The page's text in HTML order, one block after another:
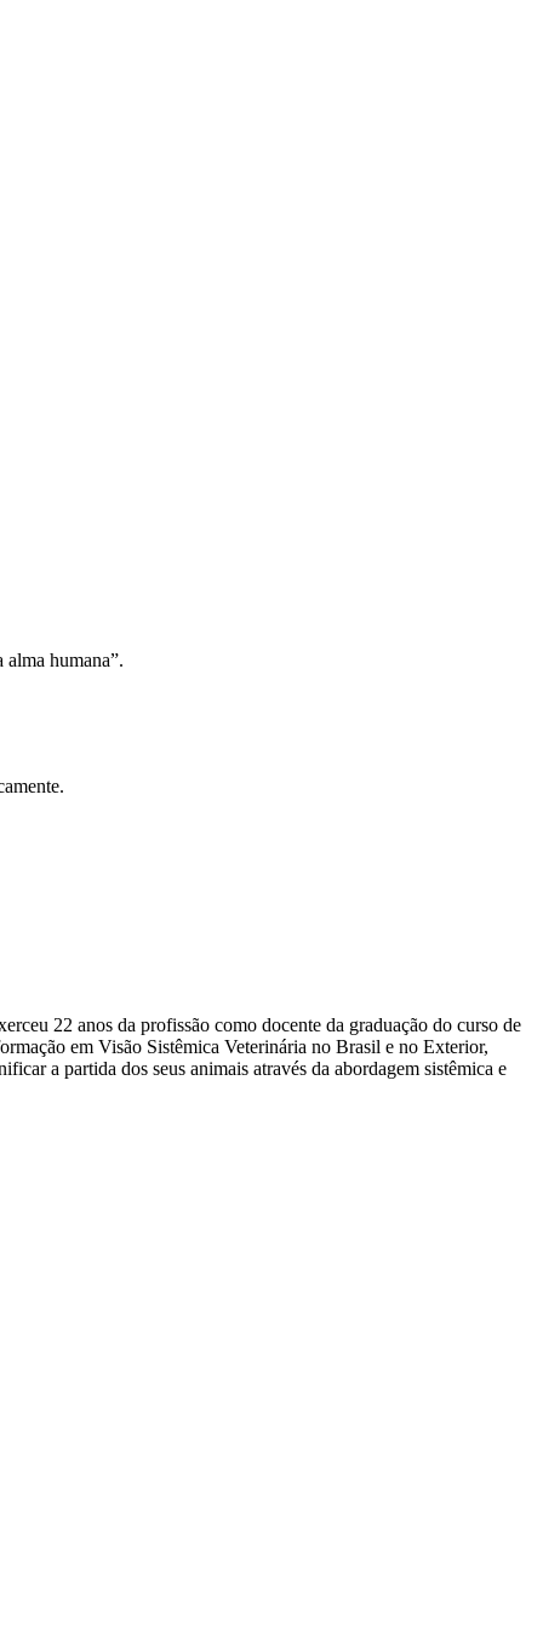
alma humana”.
22 anos da profissão como docente da graduação do curso de
em Visão Sistêmica Veterinária no Brasil e no Exterior,
a partida dos seus animais através da abordagem sistêmica e